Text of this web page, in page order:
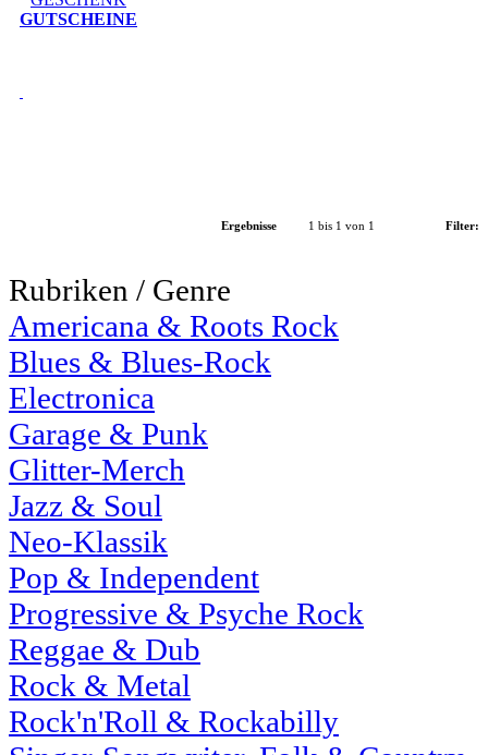
GUTSCHEINE
Ergebnisse 1 bis 1 von 1 Filter:
Rubriken / Genre
Americana & Roots Rock
Blues & Blues-Rock
Electronica
Garage & Punk
Glitter-Merch
Jazz & Soul
Neo-Klassik
Pop & Independent
Progressive & Psyche Rock
Reggae & Dub
Rock & Metal
Rock'n'Roll & Rockabilly